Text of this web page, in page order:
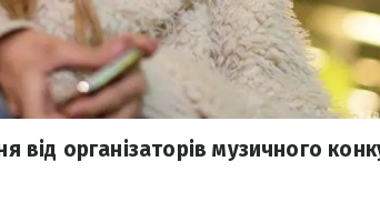
від організаторів музичного